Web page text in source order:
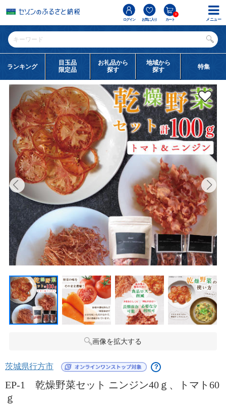
ログイン お気に入り カート
0
ランキング
目玉品
限定品
お礼品から
探す
地域から
探す
特集
画像を拡大する
茨城県行方市 ？
EP-1 乾燥野菜セット ニンジン40ｇ、トマト60
ｇ
メニュー